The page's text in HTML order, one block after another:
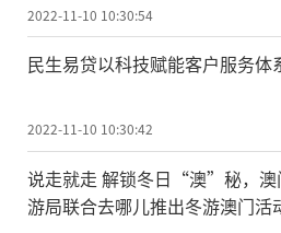
2022-11-10 10:30:54
民生易贷以科技赋能客户服务体
2022-11-10 10:30:42
说走就走 解锁冬日“澳”秘，澳
游局联合去哪儿推出冬游澳门活